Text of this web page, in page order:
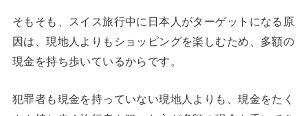
そもそも、スイス旅行中に日本人がターゲットになる原
因は、現地人よりもショッピングを楽しむため、多額の
現金を持ち歩いているからです。
犯罪者も現金を持っていない現地人よりも、現金をたく